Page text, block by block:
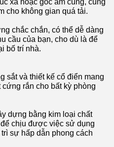
cho không gian quá tải.
chắc chắn, có thể dễ dàng
cầu của bạn, cho dù là để
bố trí nhà.
sắt và thiết kế cổ điển mang
rắn cho bất kỳ phòng
dựng bằng kim loại chất
chịu được việc sử dụng
sự hấp dẫn phong cách